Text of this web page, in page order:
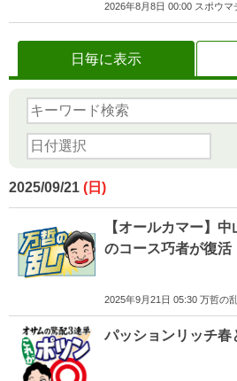
2026年8月8日 00:00 スポウマ
日毎に表示
2025/09/21
【オールカマー】
のコース巧者が復活
2025年9月21日 05:30 万哲の
パッションリッチ春